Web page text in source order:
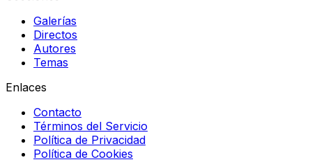
Galerías
Directos
Autores
Temas
Enlaces
Contacto
Términos del Servicio
Política de Privacidad
Política de Cookies